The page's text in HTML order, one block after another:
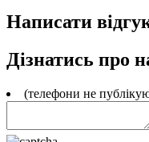
Написати
Дізнатись про
(телефони не